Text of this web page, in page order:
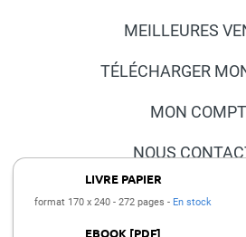
LIVRE PAPIER
format 170 x 240 272 pages En stock
EBOOK [PDF]
MEILLEURES
TÉLÉCHARGER
MON
NOUS
FAQ